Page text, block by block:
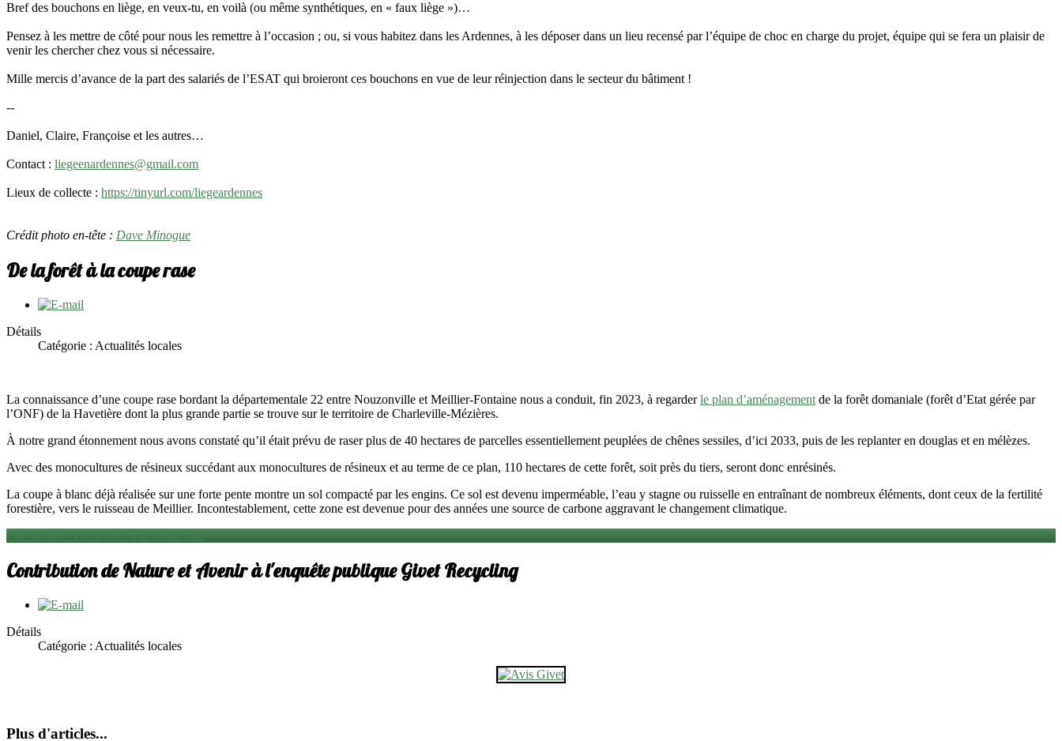
Bref des bouchons en liège, en veux-tu, en voilà (ou même synthétiques, en « faux liège »)…
Pensez à les mettre de côté pour nous les remettre à l’occasion ; ou, si vous habitez dans les Ardennes, à les déposer dans un lieu recensé par l’équipe de choc en charge du projet, équipe qui se fera un plaisir de
venir les chercher chez vous si nécessaire.
Mille mercis d’avance de la part des salariés de l’ESAT qui broieront ces bouchons en vue de leur réinjection dans le secteur du bâtiment !
--
Daniel, Claire, Françoise et les autres…
Contact : liegeenardennes@gmail.com
Lieux de collecte : https://tinyurl.com/liegeardennes
Crédit photo en-tête : Dave Minogue
De la forêt à la coupe rase
Détails
Catégorie : Actualités locales
La connaissance d’une coupe rase bordant la départementale 22 entre Nouzonville et Meillier-Fontaine nous a conduit, fin 2023, à regarderle plan d’aménagement de la forêt domaniale (forêt d’Etat gérée par
l’ONF) de la Havetière dont la plus grande partie se trouve sur le territoire de Charleville-Mézières.
À notre grand étonnement nous avons constaté qu’il était prévu de raser plus de 40 hectares de parcelles essentiellement peuplées de chênes sessiles, d’ici 2033, puis de les replanter en douglas et en mélèzes.
Avec des monocultures de résineux succédant aux monocultures de résineux et au terme de ce plan, 110 hectares de cette forêt, soit près du tiers, seront donc enrésinés.
La coupe à blanc déjà réalisée sur une forte pente montre un sol compacté par les engins. Ce sol est devenu imperméable, l’eau y stagne ou ruisselle en entraînant de nombreux éléments, dont ceux de la fertilité
forestière, vers le ruisseau de Meillier. Incontestablement, cette zone est devenue pour des années une source de carbone aggravant le changement climatique.
Lire la suite : De la forêt à la coupe rase
Contribution de Nature et Avenir à l'enquête publique Givet Recycling
Détails
Catégorie : Actualités locales
Plus d'articles...